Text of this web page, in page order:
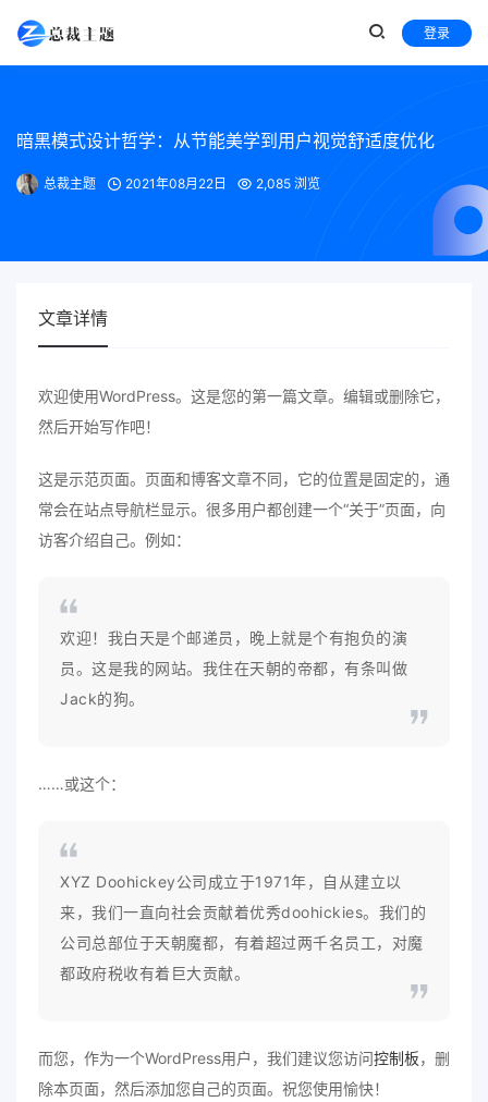
登录
暗黑模式设计哲学：从节能美学到用户视觉舒适度优化
总裁主题 2021年08月22日 2,085 浏览
文章详情
欢迎使用WordPress。这是您的第一篇文章。编辑或删除它，
然后开始写作吧！
这是示范页面。页面和博客文章不同，它的位置是固定的，通
常会在站点导航栏显示。很多用户都创建一个“关于”页面，向
访客介绍自己。例如：
欢迎！我白天是个邮递员，晚上就是个有抱负的演
员。这是我的网站。我住在天朝的帝都，有条叫做
Jack的狗。
……或这个：
XYZ Doohickey公司成立于1971年，自从建立以
来，我们一直向社会贡献着优秀doohickies。我们的
公司总部位于天朝魔都，有着超过两千名员工，对魔
都政府税收有着巨大贡献。
而您，作为一个WordPress用户，我们建议您访问控制板，删
除本页面，然后添加您自己的页面。祝您使用愉快！